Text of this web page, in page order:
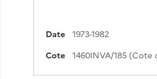
Date
1973-1982
Cote